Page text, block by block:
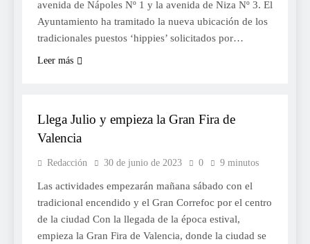
avenida de Nápoles Nº 1 y la avenida de Niza Nº 3. El
Ayuntamiento ha tramitado la nueva ubicación de los
tradicionales puestos ‘hippies’ solicitados por…
Leer más
Llega Julio y empieza la Gran Fira de
Valencia
Redacción 30 de junio de 2023 0 9 minutos
Las actividades empezarán mañana sábado con el
tradicional encendido y el Gran Correfoc por el centro
de la ciudad Con la llegada de la época estival,
empieza la Gran Fira de Valencia, donde la ciudad se